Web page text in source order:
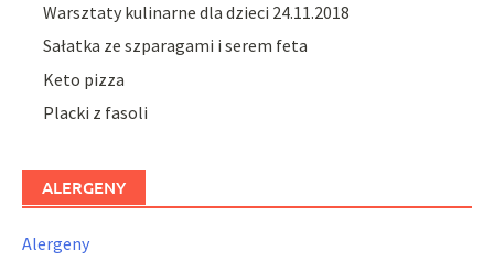
Warsztaty kulinarne dla dzieci 24.11.2018
Sałatka ze szparagami i serem feta
Keto pizza
Placki z fasoli
ALERGENY
Alergeny